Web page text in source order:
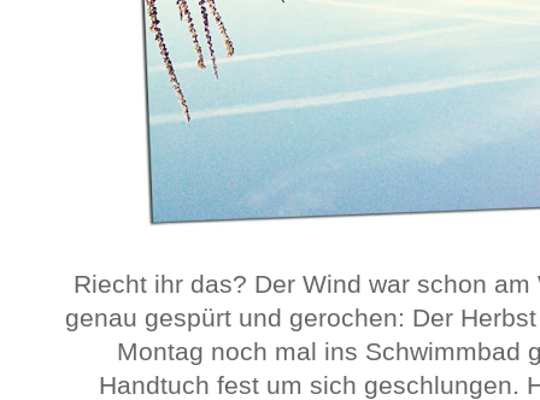
Riecht ihr das? Der Wind war schon
genau gespürt und gerochen: Der
Montag noch mal ins Schwimmbad
Handtuch fest um sich geschlungen.